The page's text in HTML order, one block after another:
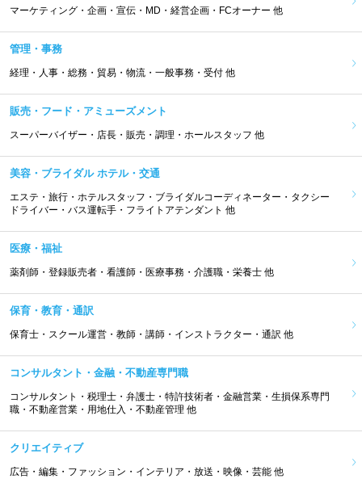
マーケティング・企画・宣伝・MD・経営企画・FCオーナー 他
管理・事務
経理・人事・総務・貿易・物流・一般事務・受付 他
販売・フード・アミューズメント
スーパーバイザー・店長・販売・調理・ホールスタッフ 他
美容・ブライダル ホテル・交通
エステ・旅行・ホテルスタッフ・ブライダルコーディネーター・タクシー
ドライバー・バス運転手・フライトアテンダント 他
医療・福祉
薬剤師・登録販売者・看護師・医療事務・介護職・栄養士 他
保育・教育・通訳
保育士・スクール運営・教師・講師・インストラクター・通訳 他
コンサルタント・金融・不動産専門職
コンサルタント・税理士・弁護士・特許技術者・金融営業・生損保系専門
職・不動産営業・用地仕入・不動産管理 他
クリエイティブ
広告・編集・ファッション・インテリア・放送・映像・芸能 他